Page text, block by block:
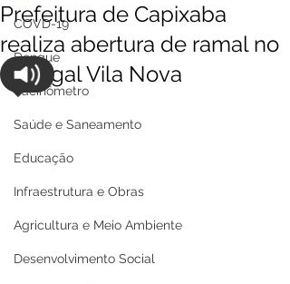
COVD-19
Dengue
Vacinômetro
Saúde e Saneamento
Educação
Infraestrutura e Obras
Agricultura e Meio Ambiente
Desenvolvimento Social
Prefeitura de Capixaba
realiza abertura de ramal no
Seringal Vila Nova